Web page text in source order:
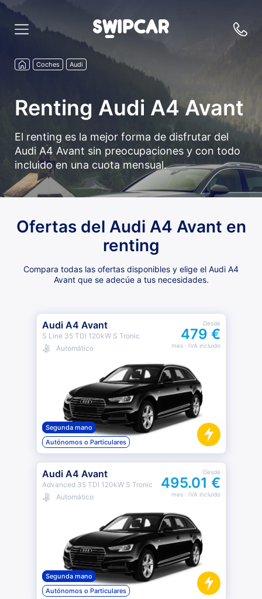
Coches Audi
Renting Audi A4 Avant
El renting es la mejor forma de disfrutar del
Audi A4 Avant sin preocupaciones y con todo
incluido en una cuota mensual.
Ofertas del Audi A4 Avant en
renting
Compara todas las ofertas disponibles y elige el Audi A4
Avant que se adecúe a tus necesidades.
Audi A4 Avant
S Line 35 TDI 120kW S Tronic
Automático
Desde
479 €
mes· IVA incluido
Segunda mano
Autónomos o Particulares
Audi A4 Avant
Advanced 35 TDI 120kW S Tronic
Automático
Desde
495.01 €
mes· IVA incluido
Segunda mano
Autónomos o Particulares